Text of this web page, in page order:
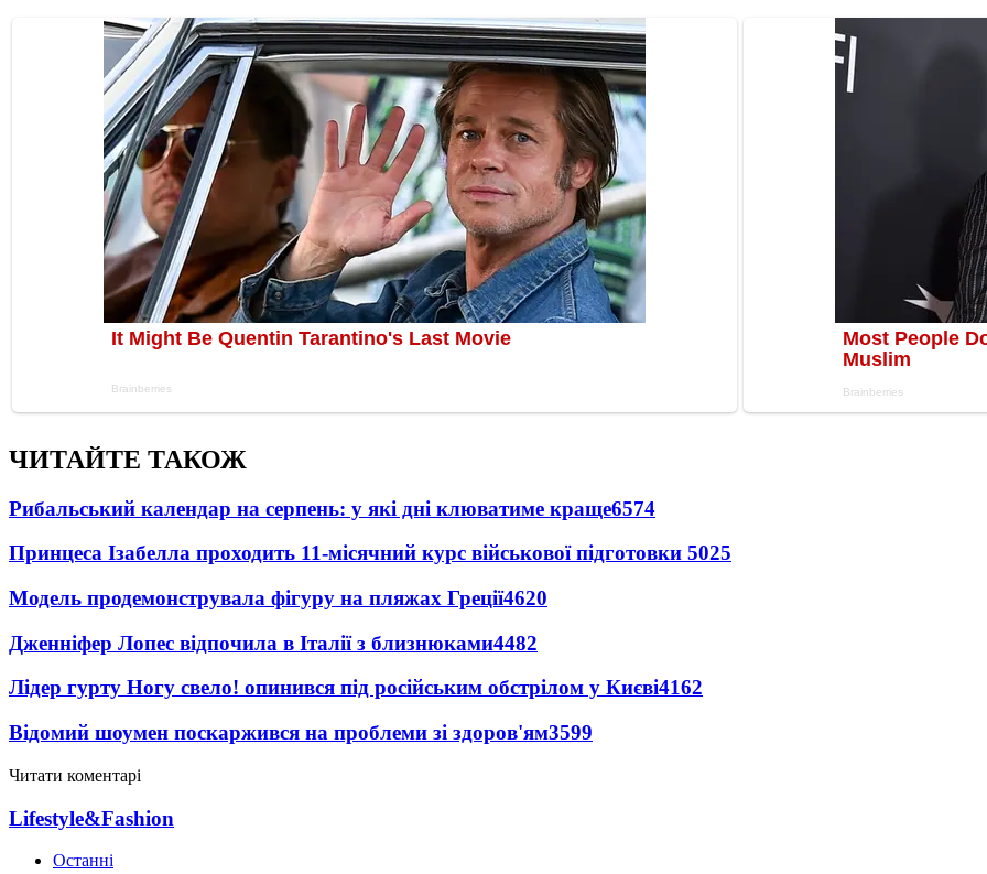
ЧИТАЙТЕ ТАКОЖ
Рибальський календар на серпень: у які дні клюватиме краще6574
Принцеса Ізабелла проходить 11-місячний курс військової підготовки 5025
Модель продемонструвала фігуру на пляжах Греції4620
Дженніфер Лопес відпочила в Італії з близнюками4482
Лідер гурту Ногу свело! опинився під російським обстрілом у Києві4162
Відомий шоумен поскаржився на проблеми зі здоров'ям3599
Читати коментарі
Lifestyle&Fashion
Останні